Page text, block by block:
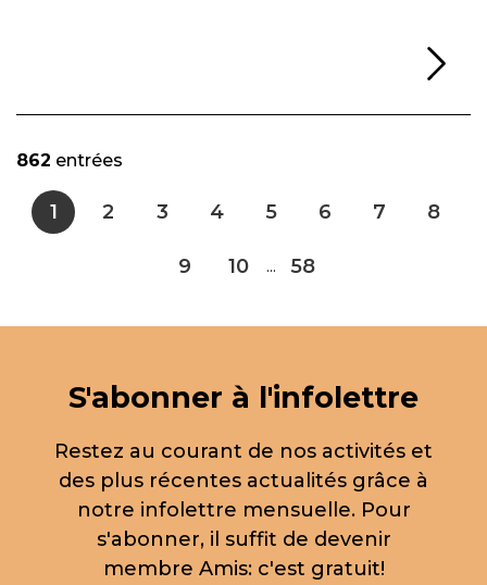
862 entrées
1 2 3 4 5 6 7 8
9 10 ... 58
S'abonner à l'infolettre
Restez au courant de nos activités et
des plus récentes actualités grâce à
notre infolettre mensuelle. Pour
s'abonner, il suffit de devenir
membre Amis: c'est gratuit!